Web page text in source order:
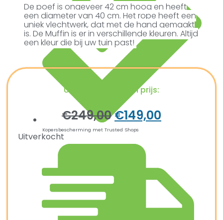
Kopersbescherming met Trusted Shops
De poef is ongeveer 42 cm hoog en heeft
een diameter van 40 cm. Het rope heeft een
uniek vlechtwerk, dat met de hand gemaakt
is. De Muffin is er in verschillende kleuren. Altijd
een kleur die bij uw tuin past!
Ultiem Buitenleven prijs:
€249,00€149,00
Uitverkocht